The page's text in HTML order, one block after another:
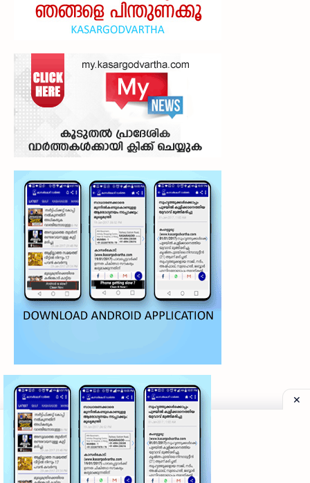
©2026‧My Kasaragod Vartha | LATEST KASARAGOD
Privacy Policy
Grievance Redressal